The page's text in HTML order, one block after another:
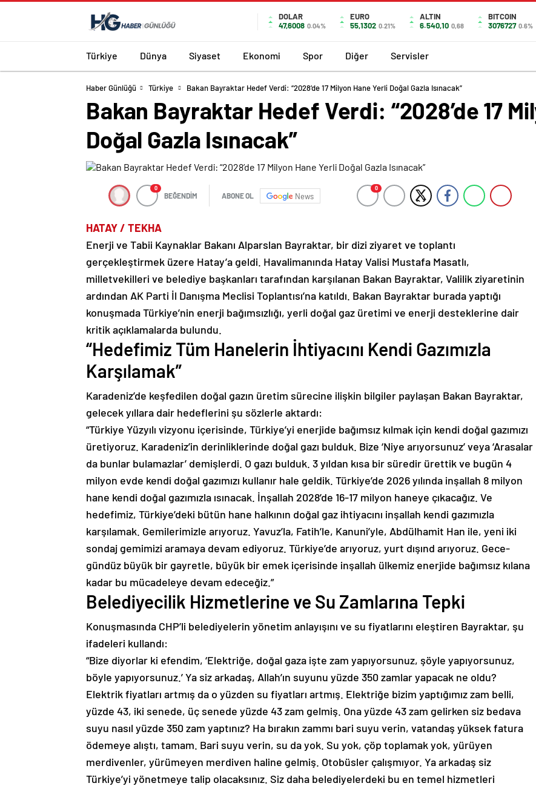
DOLAR
47,6008 0.04%
EURO
55,1302 0.21%
ALTIN
6.540,10 0,68
BITCOIN
3076727 0.6%
Türkiye Dünya Siyaset Ekonomi Spor Diğer Servisler
Haber Günlüğü Türkiye Bakan Bayraktar Hedef Verdi: “2028’de 17 Milyon Hane Yerli Doğal Gazla Isınacak”
Bakan Bayraktar Hedef Verdi: “2028’de 17
Doğal Gazla Isınacak”
0
BEĞENDİM ABONE OL News
0
HATAY / TEKHA
Enerji ve Tabii Kaynaklar Bakanı Alparslan Bayraktar, bir dizi ziyaret ve toplantı
gerçekleştirmek üzere Hatay’a geldi. Havalimanında Hatay Valisi Mustafa Masatlı,
milletvekilleri ve belediye başkanları tarafından karşılanan Bakan Bayraktar, Valilik ziyaretinin
ardından AK Parti İl Danışma Meclisi Toplantısı’na katıldı. Bakan Bayraktar burada yaptığı
konuşmada Türkiye’nin enerji bağımsızlığı, yerli doğal gaz üretimi ve enerji desteklerine dair
kritik açıklamalarda bulundu.
“Hedefimiz Tüm Hanelerin İhtiyacını Kendi Gazımızla
Karşılamak”
Karadeniz’de keşfedilen doğal gazın üretim sürecine ilişkin bilgiler paylaşan Bakan Bayraktar,
gelecek yıllara dair hedeflerini şu sözlerle aktardı:
“Türkiye Yüzyılı vizyonu içerisinde, Türkiye’yi enerjide bağımsız kılmak için kendi doğal gazımızı
üretiyoruz. Karadeniz’in derinliklerinde doğal gazı bulduk. Bize ‘Niye arıyorsunuz’ veya ‘Arasalar
da bunlar bulamazlar’ demişlerdi. O gazı bulduk. 3 yıldan kısa bir süredir ürettik ve bugün 4
milyon evde kendi doğal gazımızı kullanır hale geldik. Türkiye’de 2026 yılında inşallah 8 milyon
hane kendi doğal gazımızla ısınacak. İnşallah 2028’de 16-17 milyon haneye çıkacağız. Ve
hedefimiz, Türkiye’deki bütün hane halkının doğal gaz ihtiyacını inşallah kendi gazımızla
karşılamak. Gemilerimizle arıyoruz. Yavuz’la, Fatih’le, Kanuni’yle, Abdülhamit Han ile, yeni iki
sondaj gemimizi aramaya devam ediyoruz. Türkiye’de arıyoruz, yurt dışınd arıyoruz. Gece-
gündüz büyük bir gayretle, büyük bir emek içerisinde inşallah ülkemiz enerjide bağımsız kılana
kadar bu mücadeleye devam edeceğiz.”
Belediyecilik Hizmetlerine ve Su Zamlarına Tepki
Konuşmasında CHP’li belediyelerin yönetim anlayışını ve su fiyatlarını eleştiren Bayraktar, şu
ifadeleri kullandı:
“Bize diyorlar ki efendim, ‘Elektriğe, doğal gaza işte zam yapıyorsunuz, şöyle yapıyorsunuz,
böyle yapıyorsunuz.’ Ya siz arkadaş, Allah’ın suyunu yüzde 350 zamlar yapacak ne oldu?
Elektrik fiyatları artmış da o yüzden su fiyatları artmış. Elektriğe bizim yaptığımız zam belli,
yüzde 43, iki senede, üç senede yüzde 43 zam gelmiş. Ona yüzde 43 zam gelirken siz bedava
suyu nasıl yüzde 350 zam yaptınız? Ha bırakın zammı bari suyu verin, vatandaş yüksek fatura
ödemeye alıştı, tamam. Bari suyu verin, su da yok. Su yok, çöp toplamak yok, yürüyen
merdivenler, yürümeyen merdiven haline gelmiş. Otobüsler çalışmıyor. Ya arkadaş siz
Türkiye’yi yönetmeye talip olacaksınız. Siz daha belediyelerdeki bu en temel hizmetleri